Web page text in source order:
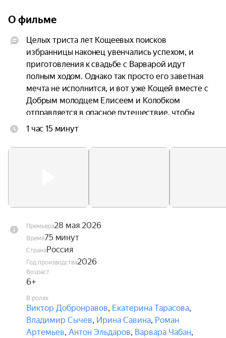
О фильме
Целых триста лет Кощеевых поисков
избранницы наконец увенчались успехом, и
приготовления к свадьбе с Варварой идут
полным ходом. Однако так просто его заветная
мечта не исполнится, и вот уже Кощей вместе с
Добрым молодцем Елисеем и Колобком
отправляется в опасное путешествие, чтобы
спасти любимую.
1 час 15 минут
Премьера28 мая 2026
Время75 минут
СтранаРоссия
Год производства2026
Возраст
6+
В ролях
Виктор Добронравов, Екатерина Тарасова,
Владимир Сычев, Ирина Савина, Роман
Артемьев, Антон Эльдаров, Варвара Чабан,